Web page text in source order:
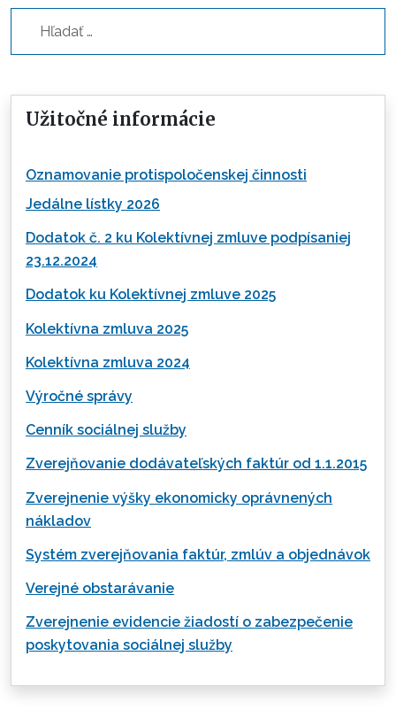
Užitočné informácie
Oznamovanie protispoločenskej činnosti
Jedálne lístky 2026
Dodatok č. 2 ku Kolektívnej zmluve podpísaniej
23.12.2024
Dodatok ku Kolektívnej zmluve 2025
Kolektívna zmluva 2025
Kolektívna zmluva 2024
Výročné správy
Cenník sociálnej služby
Zverejňovanie dodávateľských faktúr od 1.1.2015
Zverejnenie výšky ekonomicky oprávnených
nákladov
Systém zverejňovania faktúr, zmlúv a objednávok
Verejné obstarávanie
Zverejnenie evidencie žiadostí o zabezpečenie
poskytovania sociálnej služby